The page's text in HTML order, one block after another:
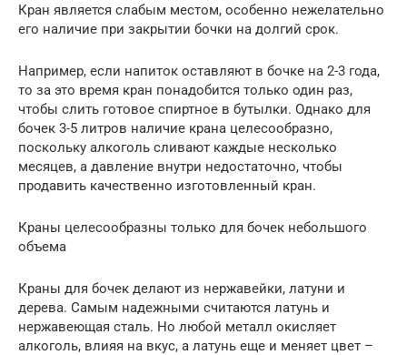
Кран является слабым местом, особенно нежелательно
его наличие при закрытии бочки на долгий срок.
Например, если напиток оставляют в бочке на 2-3 года,
то за это время кран понадобится только один раз,
чтобы слить готовое спиртное в бутылки. Однако для
бочек 3-5 литров наличие крана целесообразно,
поскольку алкоголь сливают каждые несколько
месяцев, а давление внутри недостаточно, чтобы
продавить качественно изготовленный кран.
Краны целесообразны только для бочек небольшого
объема
Краны для бочек делают из нержавейки, латуни и
дерева. Самым надежными считаются латунь и
нержавеющая сталь. Но любой металл окисляет
алкоголь, влияя на вкус, а латунь еще и меняет цвет –